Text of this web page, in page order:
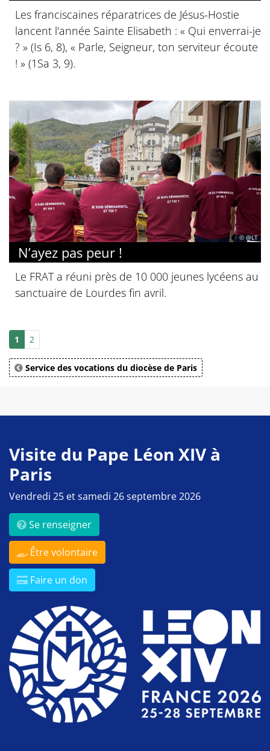
Les franciscaines réparatrices de Jésus-Hostie
lancent l'année Sainte Elisabeth : « Qui enverrai-je
? » (Is 6, 8), « Parle, Seigneur, ton serviteur écoute
! » (1Sa 3, 9).
© @LT
N’ayez pas peur !
Le FRAT a réuni près de 10 000 jeunes lycéens au
sanctuaire de Lourdes fin avril.
1 2
Service des vocations du diocèse de Paris
Visite du Pape Léon XIV à
Paris
Vendredi 25 et samedi 26 septembre 2026
Se renseigner
Être volontaire
Faire un don